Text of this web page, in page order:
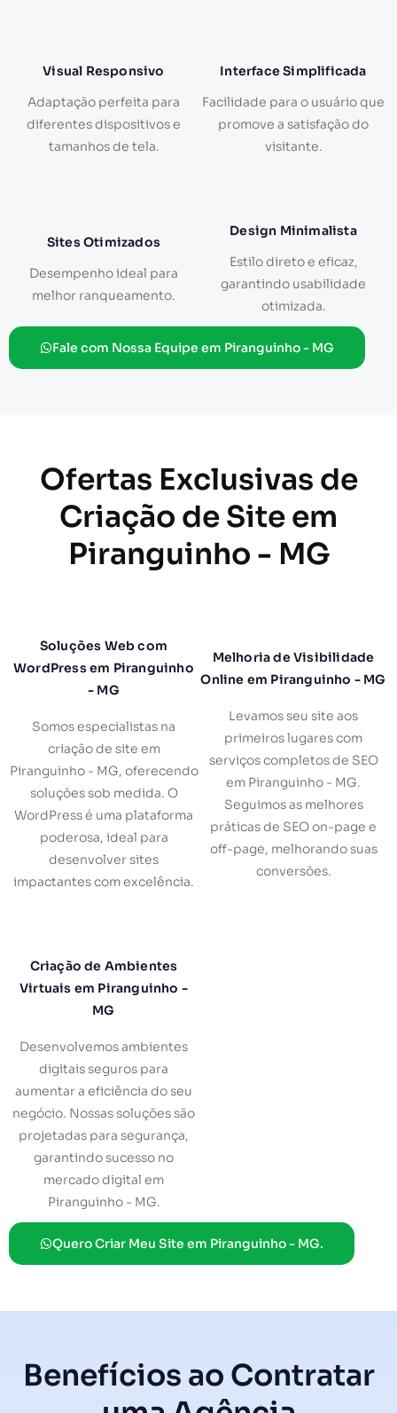
Visual Responsivo
Adaptação perfeita para
diferentes dispositivos e
tamanhos de tela.
Interface Simplificada
Facilidade para o usuário que
promove a satisfação do
visitante.
Sites Otimizados
Desempenho ideal para
melhor ranqueamento.
Design Minimalista
Estilo direto e eficaz,
garantindo usabilidade
otimizada.
Fale com Nossa Equipe em Piranguinho - MG
Ofertas Exclusivas de
Criação de Site em
Piranguinho - MG
Soluções Web com
WordPress em Piranguinho
- MG
Somos especialistas na
criação de site em
Piranguinho - MG, oferecendo
soluções sob medida. O
WordPress é uma plataforma
poderosa, ideal para
desenvolver sites
impactantes com excelência.
Melhoria de Visibilidade
Online em Piranguinho - MG
Levamos seu site aos
primeiros lugares com
serviços completos de SEO
em Piranguinho - MG.
Seguimos as melhores
práticas de SEO on-page e
off-page, melhorando suas
conversões.
Criação de Ambientes
Virtuais em Piranguinho -
MG
Desenvolvemos ambientes
digitais seguros para
aumentar a eficiência do seu
negócio. Nossas soluções são
projetadas para segurança,
garantindo sucesso no
mercado digital em
Piranguinho - MG.
Quero Criar Meu Site em Piranguinho - MG.
Benefícios ao Contratar